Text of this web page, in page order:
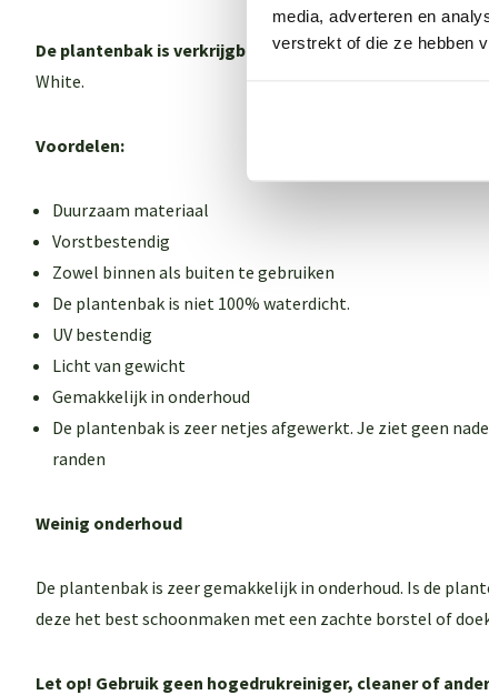
media, adverteren en
verstrekt of die ze hebben
De plantenbak is verkrijgbaar in 3 kleuren:Antraciet,
White.
Voordelen:
Duurzaam materiaal
Vorstbestendig
Zowel binnen als buiten te gebruiken
De plantenbak is niet 100% waterdicht.
UV bestendig
Licht van gewicht
Gemakkelijk in onderhoud
De plantenbak is zeer netjes afgewerkt. Je ziet geen
randen
Weinig onderhoud
De plantenbak is zeer gemakkelijk in onderhoud. Is de
deze het best schoonmaken met een zachte borstel of
Let op! Gebruik geen hogedrukreiniger, cleaner of